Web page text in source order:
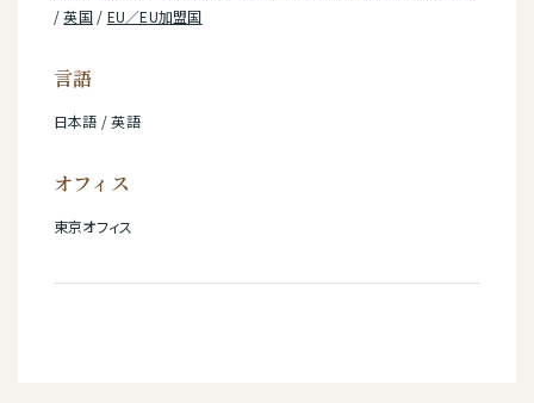
/英国/ EU／EU加盟国
言語
日本語 / 英語
オフィス
東京オフィス